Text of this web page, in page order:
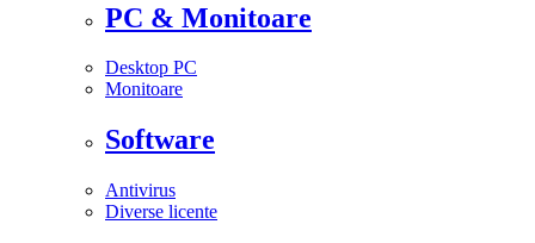
PC & Monitoare
Desktop PC
Monitoare
Software
Antivirus
Diverse licente